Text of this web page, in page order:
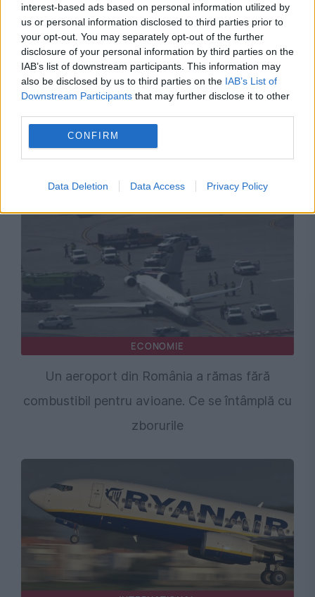
interest-based ads based on personal information utilized by
us or personal information disclosed to third parties prior to
your opt-out. You may separately opt-out of the further
disclosure of your personal information by third parties on the
IAB’s list of downstream participants. This information may
also be disclosed by us to third parties on the IAB’s List of
Downstream Participants that may further disclose it to other
CONFIRM
Data Deletion Data Access Privacy Policy
POLITICA
PSD cere activarea mecanismului european
de urgență pentru energie și susține
menținerea centralelor pe cărbune. Critici la
ECONOMIE
Un aeroport din România a rămas fără
combustibil pentru avioane. Ce se întâmplă cu
zborurile